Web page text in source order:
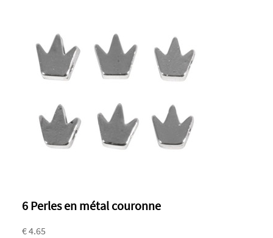
6 Perles en métal couronne
€ 4.65